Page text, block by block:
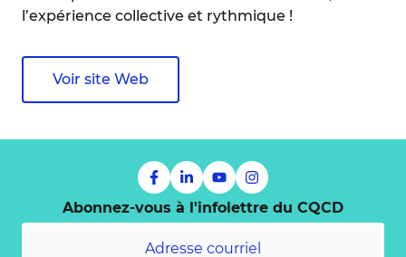
l’expérience collective et rythmique !
Voir site Web
Abonnez-vous à l'infolettre du CQCD